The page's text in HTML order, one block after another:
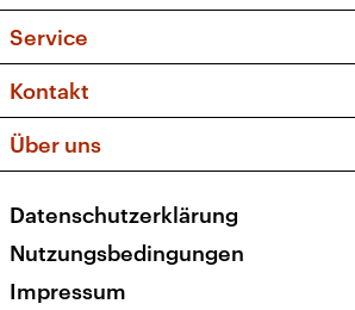
Sendungen und Podcasts
Musikliste
Kakadu – Das Kinderprogramm
Frequenzen (UKW + DAB+)
Service
FAQ
Apps
Newsletter
Veranstaltungen
Kontakt
Social Media
Über uns
Presse
Karriere
Transparenz
Datenschutzerklärung
Nutzungsbedingungen
Impressum